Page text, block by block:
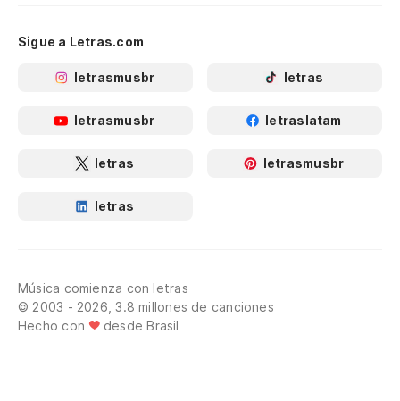
Sigue a Letras.com
letrasmusbr letras
letrasmusbr letraslatam
letras letrasmusbr
letras
Música comienza con letras
© 2003 - 2026, 3.8 millones de canciones
Hecho con
desde Brasil